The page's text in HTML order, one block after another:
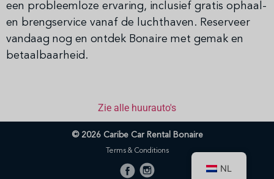
een probleemloze ervaring, inclusief gratis ophaal-
en brengservice vanaf de luchthaven. Reserveer
vandaag nog en ontdek Bonaire met gemak en
betaalbaarheid.
Zie alle huurauto's
© 2026 Caribe Car Rental Bonaire
Terms & Conditions
NL